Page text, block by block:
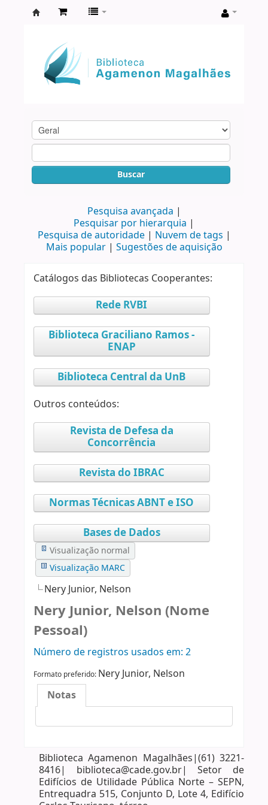
Agamenon
Magalhães
Buscar
Pesquisa avançada
Pesquisar por hierarquia
Pesquisa de autoridade
Nuvem de tags
Mais popular
Sugestões de aquisição
Catálogos das Bibliotecas Cooperantes:
Rede RVBI
Biblioteca Graciliano Ramos -
ENAP
Biblioteca Central da UnB
Outros conteúdos:
Revista de Defesa da
Concorrência
Revista do IBRAC
Normas Técnicas ABNT e ISO
Bases de Dados
Visualização normal
Visualização MARC
Nery Junior, Nelson
Nery Junior, Nelson (Nome
Pessoal)
Número de registros usados ​​em: 2
Formato preferido: Nery Junior, Nelson
Notas
Biblioteca Agamenon Magalhães|(61) 3221-
8416| biblioteca@cade.gov.br| Setor de
Edifícios de Utilidade Pública Norte – SEPN,
Entrequadra 515, Conjunto D, Lote 4, Edifício